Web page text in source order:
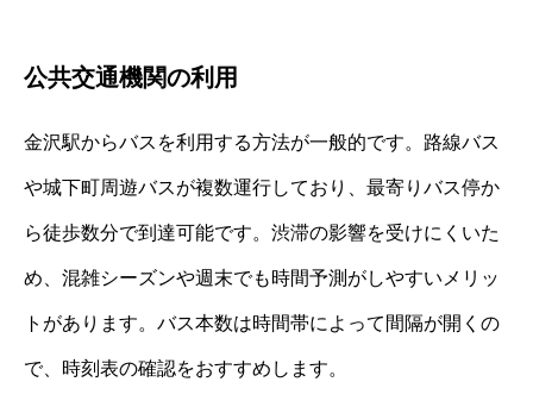
公共交通機関の利用
金沢駅からバスを利用する方法が一般的です。路線バス
や城下町周遊バスが複数運行しており、最寄りバス停か
ら徒歩数分で到達可能です。渋滞の影響を受けにくいた
め、混雑シーズンや週末でも時間予測がしやすいメリッ
トがあります。バス本数は時間帯によって間隔が開くの
で、時刻表の確認をおすすめします。